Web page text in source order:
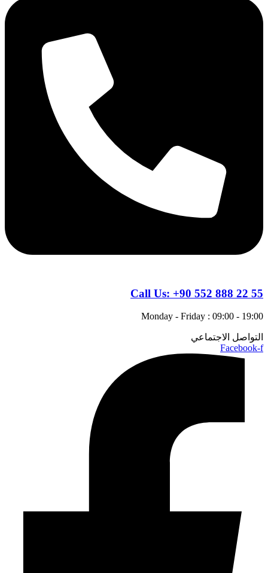
Call Us: +90 552 888 22 55
Monday - Friday : 09:00 - 19:00
التواصل الاجتماعي
Facebook-f